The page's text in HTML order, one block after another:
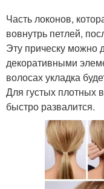
Часть локонов,
вовнутрь петлей,
Эту прическу можно
декоративными
волосах укладка
Для густых плотных
быстро развалится.